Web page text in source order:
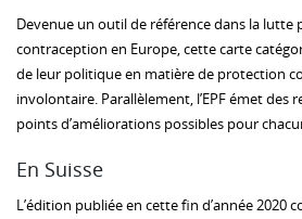
Devenue un outil de référence dans la lutte
contraception en Europe, cette carte
de leur politique en matière de protection
involontaire. Parallèlement, l’EPF émet des
points d’améliorations possibles pour
En Suisse
L’édition publiée en cette fin d’année 2020